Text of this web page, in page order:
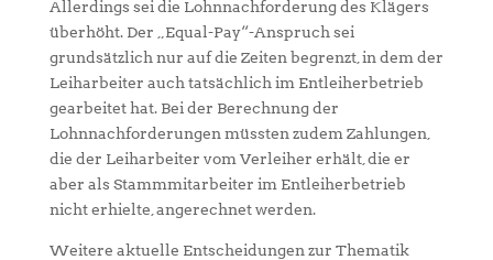
Allerdings sei die Lohnnachforderung des Klägers
überhöht. Der „Equal-Pay“-Anspruch sei
grundsätzlich nur auf die Zeiten begrenzt, in dem der
Leiharbeiter auch tatsächlich im Entleiherbetrieb
gearbeitet hat. Bei der Berechnung der
Lohnnachforderungen müssten zudem Zahlungen,
die der Leiharbeiter vom Verleiher erhält, die er
aber als Stammmitarbeiter im Entleiherbetrieb
nicht erhielte, angerechnet werden.
Weitere aktuelle Entscheidungen zur Thematik